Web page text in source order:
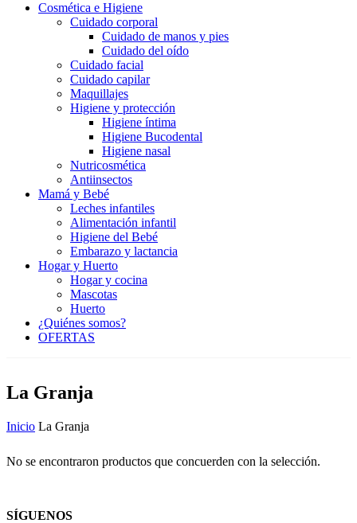
Cosmética e Higiene
Cuidado corporal
Cuidado de manos y pies
Cuidado del oído
Cuidado facial
Cuidado capilar
Maquillajes
Higiene y protección
Higiene íntima
Higiene Bucodental
Higiene nasal
Nutricosmética
Antiinsectos
Mamá y Bebé
Leches infantiles
Alimentación infantil
Higiene del Bebé
Embarazo y lactancia
Hogar y Huerto
Hogar y cocina
Mascotas
Huerto
¿Quiénes somos?
OFERTAS
La Granja
Inicio La Granja
No se encontraron productos que concuerden con la selección.
SÍGUENOS